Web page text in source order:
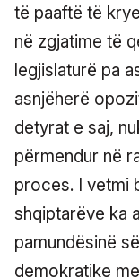
të paaftë të
në zgjatime të
legjislaturë pa
asnjëherë
detyrat e saj,
përmendur në
proces. I vetmi
shqiptarëve ka
pamundësinë
demokratike